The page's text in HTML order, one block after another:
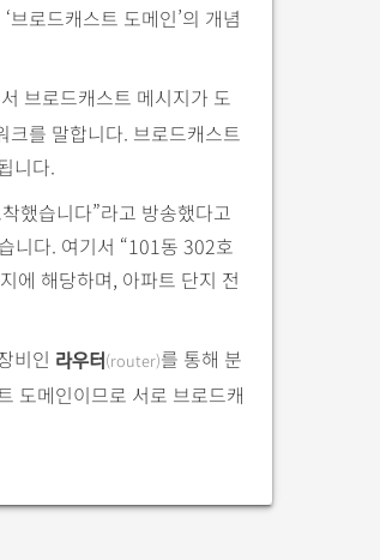
로드캐스트 도메인’의 개념
브로드캐스트 메시지가 도
크를 말합니다. 브로드캐스트
니다.
했습니다”라고 방송했다고
니다. 여기서 “101동 302호
에 해당하며, 아파트 단지 전
비인 라우터 (router)를 통해 분
도메인이므로 서로 브로드캐